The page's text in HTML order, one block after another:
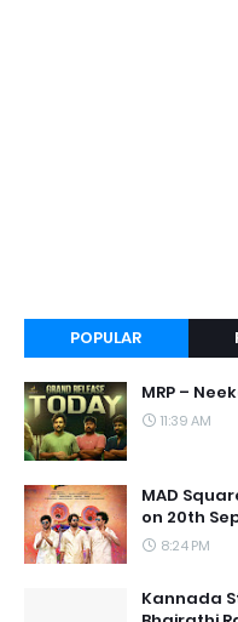
POPULAR
MRP –
11:39 AM
MAD
on 20th
8:24 PM
Kannada